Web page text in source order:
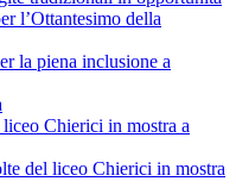
l’Ottantesimo della
la piena inclusione a
Chierici in mostra a
del liceo Chierici in mostra